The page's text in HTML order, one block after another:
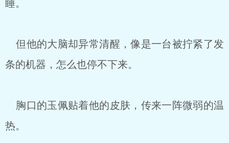
睡。
但他的大脑却异常清醒，像是一台被拧紧了发
条的机器，怎么也停不下来。
胸口的玉佩贴着他的皮肤，传来一阵微弱的温
热。